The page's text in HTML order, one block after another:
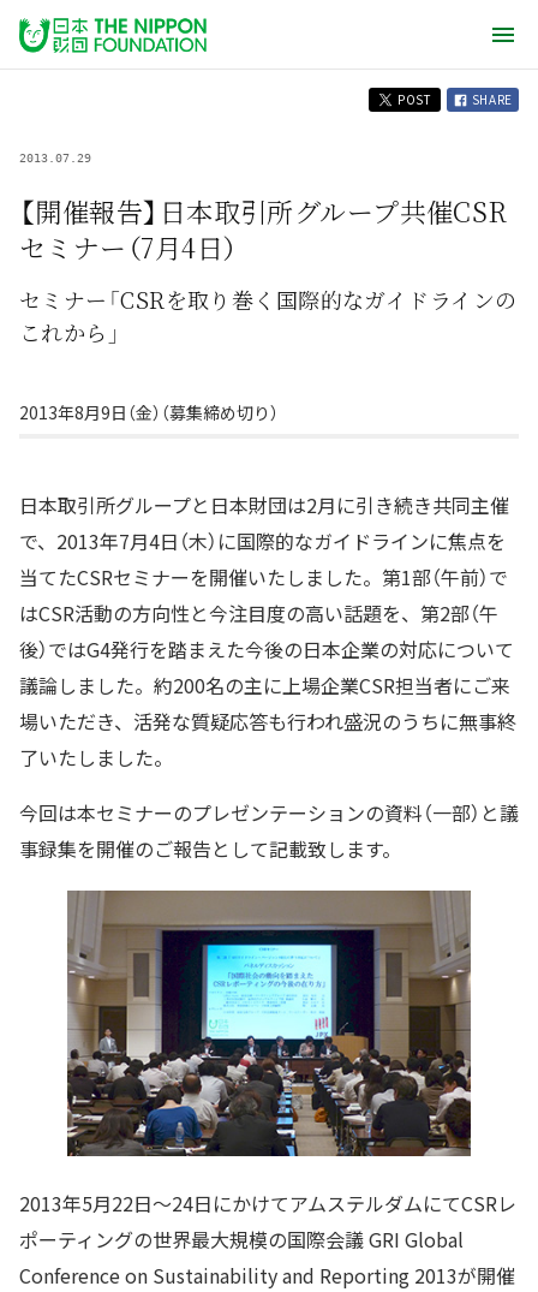
POST SHARE
2013.07.29
【開催報告】日本取引所グループ共催CSR
セミナー（7月4日）
セミナー「CSRを取り巻く国際的なガイドラインの
これから」
2013年8月9日（金）（募集締め切り）
日本取引所グループと日本財団は2月に引き続き共同主催
で、2013年7月4日（木）に国際的なガイドラインに焦点を
当てたCSRセミナーを開催いたしました。第1部（午前）で
はCSR活動の方向性と今注目度の高い話題を、第2部（午
後）ではG4発行を踏まえた今後の日本企業の対応について
議論しました。約200名の主に上場企業CSR担当者にご来
場いただき、活発な質疑応答も行われ盛況のうちに無事終
了いたしました。
今回は本セミナーのプレゼンテーションの資料（一部）と議
事録集を開催のご報告として記載致します。
2013年5月22日〜24日にかけてアムステルダムにてCSRレ
ポーティングの世界最大規模の国際会議 GRI Global
Conference on Sustainability and Reporting 2013が開催